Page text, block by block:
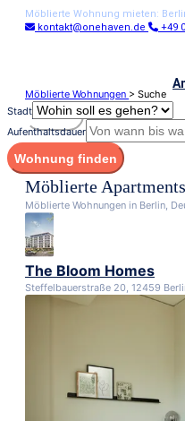
Möblierte Wohnung mieten:
kontakt@onehaven.de
+49
Menü
Möblierte Wohnungen > Suche
Stadt
Aufenthaltsdauer
Wohnung finden
Möblierte
Möblierte Wohnungen in Berlin,
The Bloom Homes
Steffelbauerstraße 20, 12459